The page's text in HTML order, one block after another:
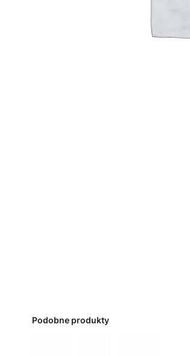
Podobne produkty